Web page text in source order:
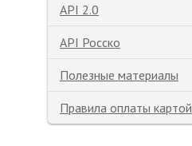
API 2.0
API Росско
Полезные материалы
Правила оплаты картой